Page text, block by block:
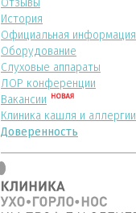
История
Официальная информация
Оборудование
Слуховые аппараты
ЛОР конференции
Вакансии
Клиника кашля и аллергии
Доверенность